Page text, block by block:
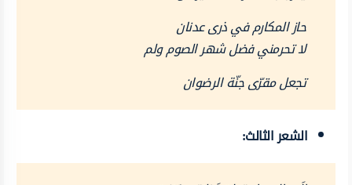
حاز المكارم في ذرى عدنان
لا تحرمني فضل شهر الصوم ولم
تجعل مقرّى جنّة الرضوان
الشعر الثالث: